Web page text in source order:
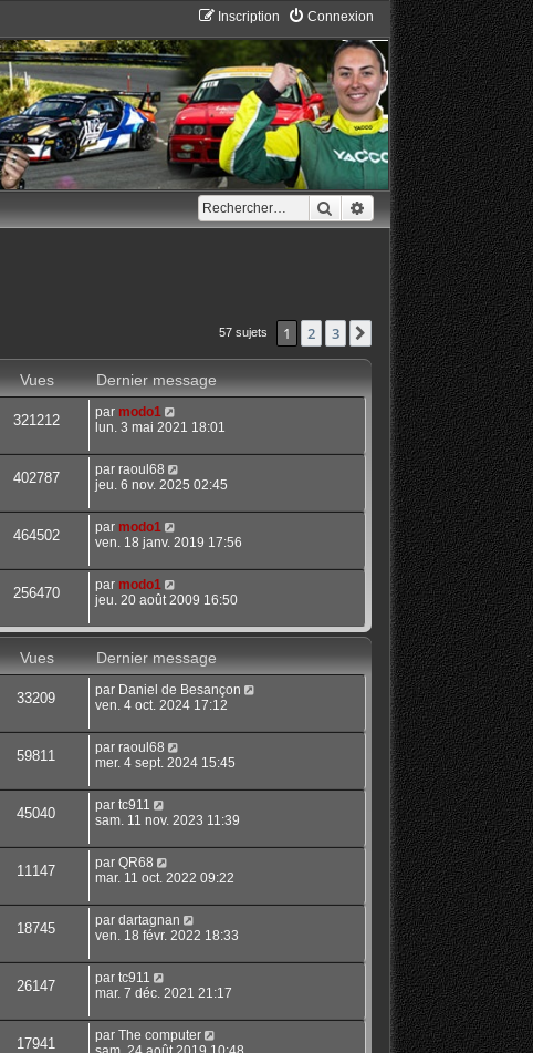
Connexion
Inscription
RechercherRecherche avancée
57 sujets 1 2 3 Suivant
Vues
Dernier message
321212 par modo1
lun. 3 mai 2021 18:01
402787 par raoul68
jeu. 6 nov. 2025 02:45
464502 par modo1
ven. 18 janv. 2019 17:56
256470 par modo1
jeu. 20 août 2009 16:50
Vues
Dernier message
33209 par Daniel de Besançon
ven. 4 oct. 2024 17:12
59811 par raoul68
mer. 4 sept. 2024 15:45
45040 par tc911
sam. 11 nov. 2023 11:39
11147 par QR68
mar. 11 oct. 2022 09:22
18745 par dartagnan
ven. 18 févr. 2022 18:33
26147 par tc911
mar. 7 déc. 2021 21:17
17941 par The computer